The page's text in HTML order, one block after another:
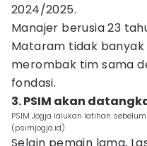
2024/2025.
Manajer berusia 23
Mataram tidak banyak
merombak tim sama
fondasi.
3. PSIM akan
PSIM Jogja lalukan latihan
(psimjogja.id)